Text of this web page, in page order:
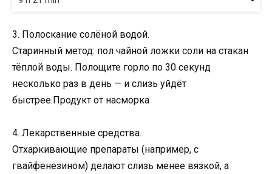
3. Полоскание солёной водой.
Старинный метод: пол чайной ложки соли на стакан
тёплой воды. Полощите горло по 30 секунд
несколько раз в день — и слизь уйдёт
быстрее.Продукт от насморка
4. Лекарственные средства.
Отхаркивающие препараты (например, с
гвайфенезином) делают слизь менее вязкой, а